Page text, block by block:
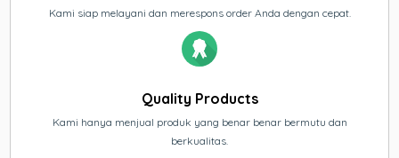
Kami siap melayani dan merespons order Anda dengan cepat.
Quality Products
Kami hanya menjual produk yang benar benar bermutu dan
berkualitas.